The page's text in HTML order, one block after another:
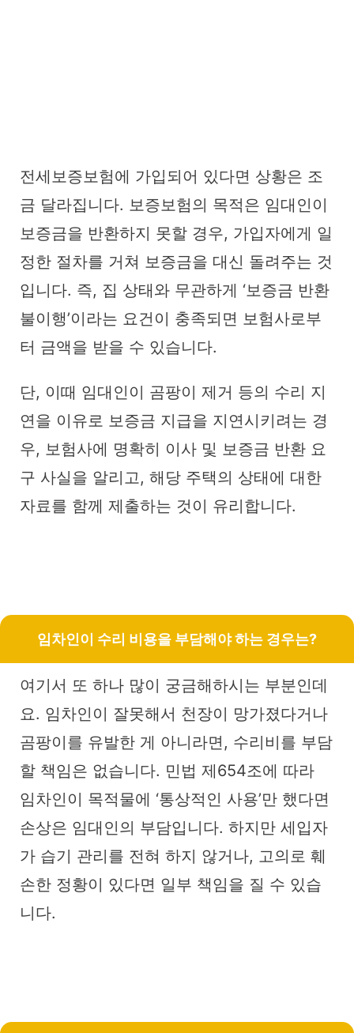
전세보증보험에 가입되어 있다면 상황은 조
금 달라집니다. 보증보험의 목적은 임대인이
보증금을 반환하지 못할 경우, 가입자에게 일
정한 절차를 거쳐 보증금을 대신 돌려주는 것
입니다. 즉, 집 상태와 무관하게 ‘보증금 반환
불이행’이라는 요건이 충족되면 보험사로부
터 금액을 받을 수 있습니다.
단, 이때 임대인이 곰팡이 제거 등의 수리 지
연을 이유로 보증금 지급을 지연시키려는 경
우, 보험사에 명확히 이사 및 보증금 반환 요
구 사실을 알리고, 해당 주택의 상태에 대한
자료를 함께 제출하는 것이 유리합니다.
임차인이 수리 비용을 부담해야 하는 경우는?
여기서 또 하나 많이 궁금해하시는 부분인데
요. 임차인이 잘못해서 천장이 망가졌다거나
곰팡이를 유발한 게 아니라면, 수리비를 부담
할 책임은 없습니다. 민법 제654조에 따라
임차인이 목적물에 ‘통상적인 사용’만 했다면
손상은 임대인의 부담입니다. 하지만 세입자
가 습기 관리를 전혀 하지 않거나, 고의로 훼
손한 정황이 있다면 일부 책임을 질 수 있습
니다.